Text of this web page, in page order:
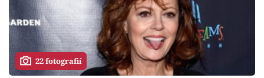
Přihlášení
Sledujte nás
22 fotografií